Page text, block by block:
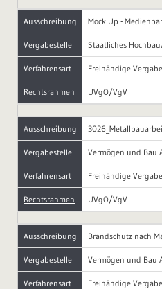
Ausschreibung Mock Up -
Vergabestelle Staatliches
Verfahrensart Freihändige
Rechtsrahmen UVgO/VgV
Ausschreibung
Vergabestelle Vermögen und Bau
Verfahrensart Freihändige
Rechtsrahmen UVgO/VgV
Ausschreibung Brandschutz nach
Vergabestelle Vermögen und Bau
Verfahrensart Freihändige